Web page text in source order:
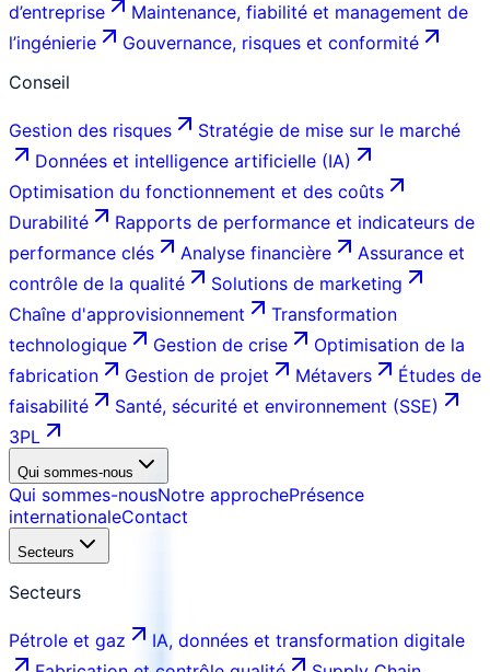
d’entreprise
Maintenance, fiabilité et management de
l’ingénierie
Gouvernance, risques et conformité
Conseil
Gestion des risques
Stratégie de mise sur le marché
Données et intelligence artificielle (IA)
Optimisation du fonctionnement et des coûts
Durabilité
Rapports de performance et indicateurs de
performance clés
Analyse financière
Assurance et
contrôle de la qualité
Solutions de marketing
Chaîne d'approvisionnement
Transformation
technologique
Gestion de crise
Optimisation de la
fabrication
Gestion de projet Métavers
Études de
faisabilité
Santé, sécurité et environnement (SSE)
3PL
Qui sommes-nous
Qui sommes-nousNotre approchePrésence
internationaleContact
Secteurs
Secteurs
Pétrole et gaz
IA, données et transformation digitale